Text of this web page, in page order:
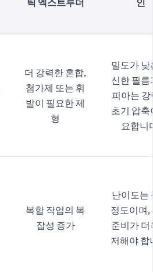
틱 엑스트루더
인
더 강력한 혼합,
첨가제 또는 휘
발이 필요한 제
형
밀도가 낮
신한 필름
피아는
초기 압축
요합니
복합 작업의 복
잡성 증가
난이도는
정도이며,
준비가 더
저해야 합